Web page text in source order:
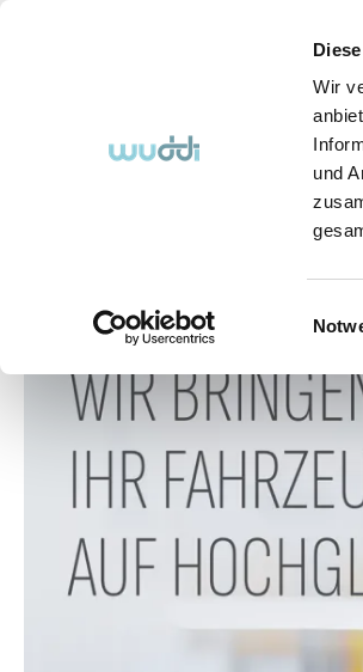
Wir
und
Abo-Fahrzeuge So funktioniert's
Bildergalerie überspringen